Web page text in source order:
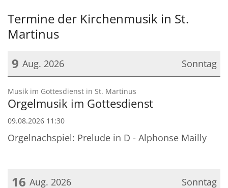
Termine der Kirchenmusik in St.
Martinus
Sonntag
9 Aug. 2026
Datum: 9. August 2026
Musik im Gottesdienst in St. Martinus
Orgelmusik im Gottesdienst
09.08.2026 11:30
Orgelnachspiel: Prelude in D - Alphonse Mailly
Sonntag
16 Aug. 2026